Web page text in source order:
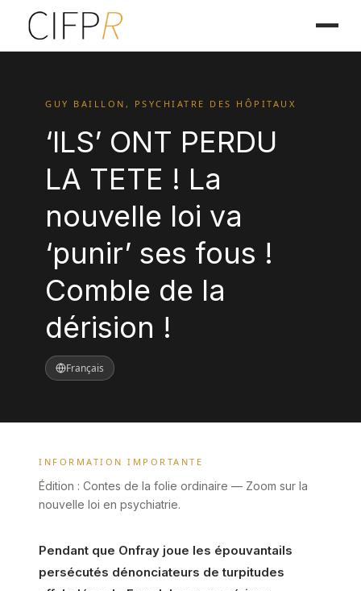
GUY BAILLON, PSYCHIATRE DES HÔPITAUX
‘ILS’ ONT PERDU
LA TETE ! La
nouvelle loi va
‘punir’ ses fous !
Comble de la
dérision !
Français
INFORMATION IMPORTANTE
Édition : Contes de la folie ordinaire — Zoom sur la
nouvelle loi en psychiatrie.
Pendant que Onfray joue les épouvantails
persécutés dénonciateurs de turpitudes